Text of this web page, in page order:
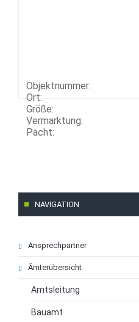
Objektnummer:
Ort:
Größe:
Vermarktung:
Pacht:
NAVIGATION
Navigation
überspringen
Ansprechpartner
Ämterübersicht
Amtsleitung
Bauamt